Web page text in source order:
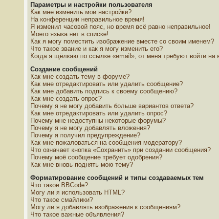
Параметры и настройки пользователя
Как мне изменить мои настройки?
На конференции неправильное время!
Я изменил часовой пояс, но время всё равно неправильное!
Моего языка нет в списке!
Как я могу поместить изображение вместе со своим именем?
Что такое звание и как я могу изменить его?
Когда я щёлкаю по ссылке «email», от меня требуют войти на
Создание сообщений
Как мне создать тему в форуме?
Как мне отредактировать или удалить сообщение?
Как мне добавить подпись к своему сообщению?
Как мне создать опрос?
Почему я не могу добавить больше вариантов ответа?
Как мне отредактировать или удалить опрос?
Почему мне недоступны некоторые форумы?
Почему я не могу добавлять вложения?
Почему я получил предупреждение?
Как мне пожаловаться на сообщения модератору?
Что означает кнопка «Сохранить» при создании сообщения?
Почему моё сообщение требует одобрения?
Как мне вновь поднять мою тему?
Форматирование сообщений и типы создаваемых тем
Что такое BBCode?
Могу ли я использовать HTML?
Что такое смайлики?
Могу ли я добавлять изображения к сообщениям?
Что такое важные объявления?